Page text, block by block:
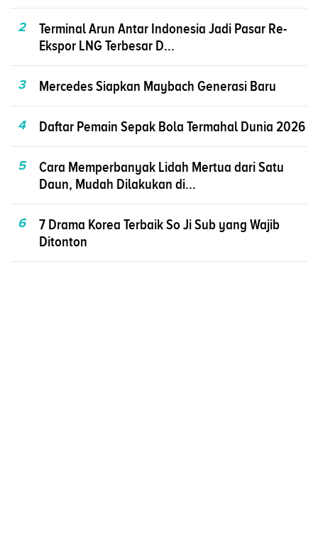
2
Terminal Arun Antar Indonesia Jadi Pasar Re-
Ekspor LNG Terbesar D...
3 Mercedes Siapkan Maybach Generasi Baru
4 Daftar Pemain Sepak Bola Termahal Dunia 2026
5
Cara Memperbanyak Lidah Mertua dari Satu
Daun, Mudah Dilakukan di...
6
7 Drama Korea Terbaik So Ji Sub yang Wajib
Ditonton